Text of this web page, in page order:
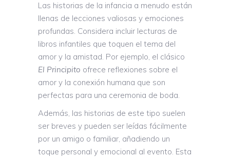
Las historias de la infancia a menudo están
llenas de lecciones valiosas y emociones
profundas. Considera incluir lecturas de
libros infantiles que toquen el tema del
amor y la amistad. Por ejemplo, el clásico
El Principito ofrece reflexiones sobre el
amor y la conexión humana que son
perfectas para una ceremonia de boda.
Además, las historias de este tipo suelen
ser breves y pueden ser leídas fácilmente
por un amigo o familiar, añadiendo un
toque personal y emocional al evento. Esta